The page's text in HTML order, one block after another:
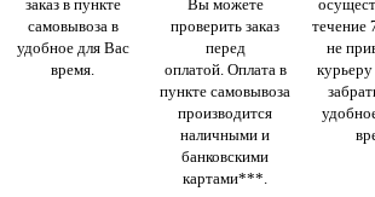
заказ в пункте
самовывоза в
удобное для Вас
время.
Вы можете
проверить заказ
перед
оплатой. Оплата в
пункте самовывоза
производится
наличными и
банковскими
картами***.
течение
не